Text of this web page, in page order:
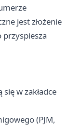
jest złożenie
w zakładce
(PJM,